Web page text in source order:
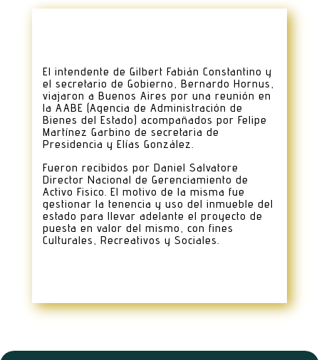
El intendente de Gilbert Fabián Constantino y
el secretario de Gobierno, Bernardo Hornus,
viajaron a Buenos Aires por una reunión en
la AABE (Agencia de Administración de
Bienes del Estado) acompañados por Felipe
Martínez Garbino de secretaria de
Presidencia y Elías González.
Fueron recibidos por Daniel Salvatore
Director Nacional de Gerenciamiento de
Activo Fisico. El motivo de la misma fue
gestionar la tenencia y uso del inmueble del
estado para llevar adelante el proyecto de
puesta en valor del mismo, con fines
Culturales, Recreativos y Sociales.